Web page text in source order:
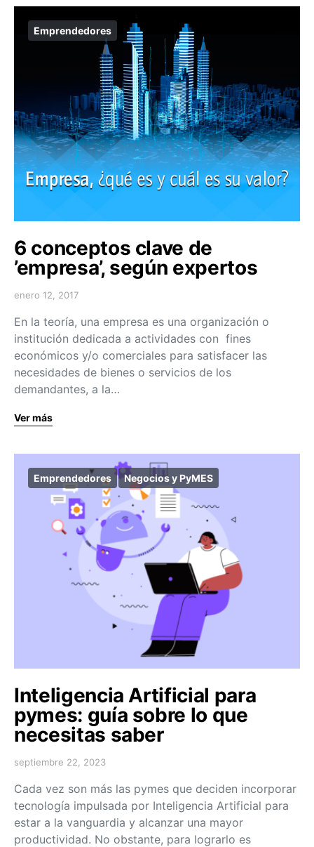
Emprendedores
6 conceptos clave de
’empresa’, según expertos
enero 12, 2017
En la teoría, una empresa es una organización o
institución dedicada a actividades con fines
económicos y/o comerciales para satisfacer las
necesidades de bienes o servicios de los
demandantes, a la…
Ver más
Emprendedores Negocios y PyMES
Inteligencia Artificial para
pymes: guía sobre lo que
necesitas saber
septiembre 22, 2023
Cada vez son más las pymes que deciden incorporar
tecnología impulsada por Inteligencia Artificial para
estar a la vanguardia y alcanzar una mayor
productividad. No obstante, para lograrlo es